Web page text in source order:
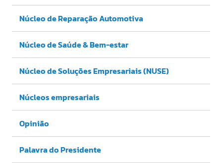
Núcleo de Reparação Automotiva
Núcleo de Saúde & Bem-estar
Núcleo de Soluções Empresariais (NUSE)
Núcleos empresariais
Opinião
Palavra do Presidente